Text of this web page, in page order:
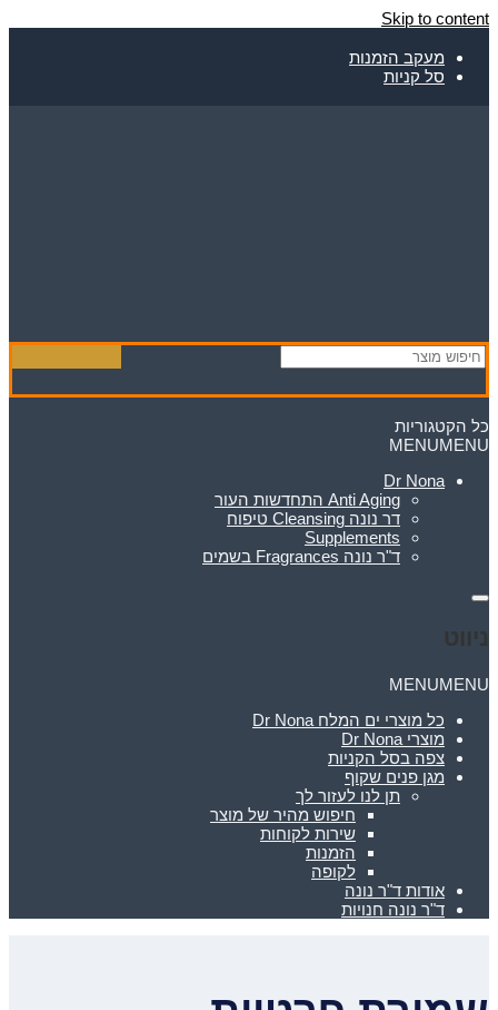
Skip to content
מעקב הזמנות
סל קניות
כל הקטגוריות
MENUMENU
Dr Nona
Anti Aging התחדשות העור
דר נונה Cleansing טיפוח
Supplements
ד"ר נונה Fragrances בשמים
ניווט
MENUMENU
כל מוצרי ים המלח Dr Nona
מוצרי Dr Nona
צפה בסל הקניות
מגן פנים שקוף
תן לנו לעזור לך
חיפוש מהיר של מוצר
שירות לקוחות
הזמנות
לקופה
אודות ד"ר נונה
ד"ר נונה חנויות